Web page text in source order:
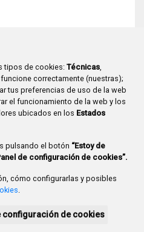
tipos de cookies: Técnicas,
correctamente (nuestras);
tus preferencias de uso de la web
el funcionamiento de la web y los
ubicados en los Estados
pulsando el botón “Estoy de
de configuración de cookies”.
cómo configurarlas y posibles
.
configuración de cookies
- 09071BURGOS
CIF:P-0906100-C
Y SUGERENCIAS
WEB
AVISO LEGAL
BURGOS